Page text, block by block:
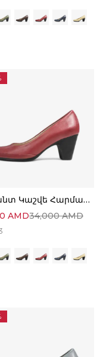
Էլեգանտ Կաշվե Հարմարավետ Կոշիկներ
34,000AMD
AMD